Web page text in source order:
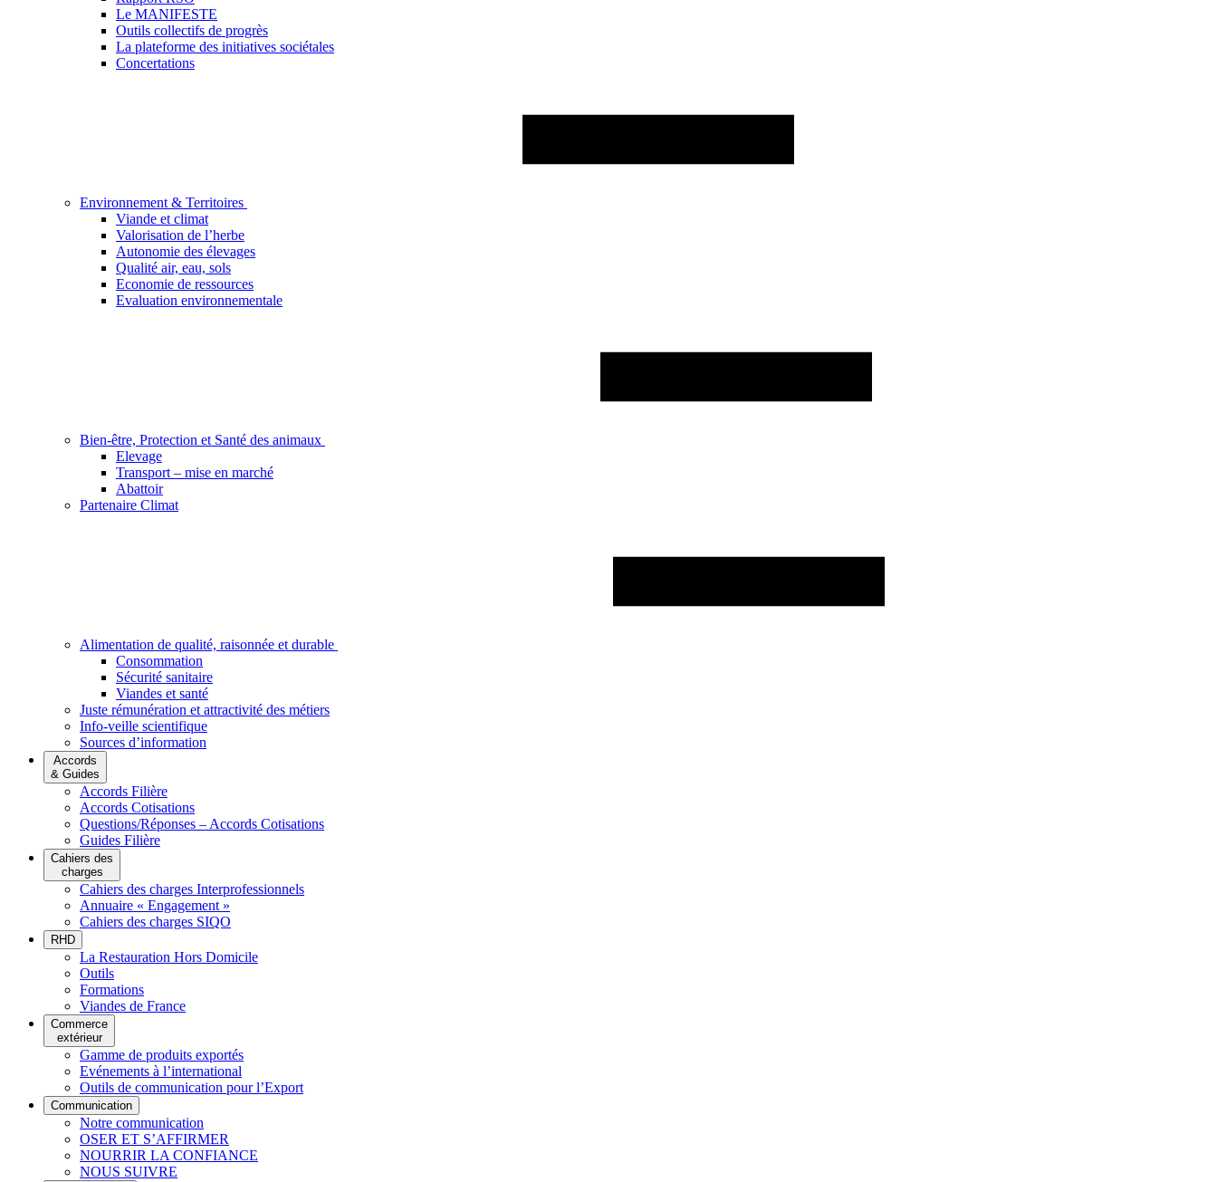
Le MANIFESTE
Outils collectifs de progrès
La plateforme des initiatives sociétales
Concertations
Environnement & Territoires
Viande et climat
Valorisation de l’herbe
Autonomie des élevages
Qualité air, eau, sols
Economie de ressources
Evaluation environnementale
Bien-être, Protection et Santé des animaux
Elevage
Transport – mise en marché
Abattoir
Partenaire Climat
Alimentation de qualité, raisonnée et durable
Consommation
Sécurité sanitaire
Viandes et santé
Juste rémunération et attractivité des métiers
Info-veille scientifique
Sources d’information
Accords
& Guides
Accords Filière
Accords Cotisations
Questions/Réponses – Accords Cotisations
Guides Filière
Cahiers des
charges
Cahiers des charges Interprofessionnels
Annuaire « Engagement »
Cahiers des charges SIQO
RHD
La Restauration Hors Domicile
Outils
Formations
Viandes de France
Commerce
extérieur
Gamme de produits exportés
Evénements à l’international
Outils de communication pour l’Export
Communication
Notre communication
OSER ET S’AFFIRMER
NOURRIR LA CONFIANCE
NOUS SUIVRE